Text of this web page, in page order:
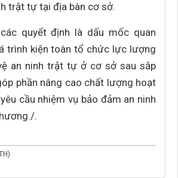
trật tự tại địa bàn cơ sở.
quyết định là dấu mốc quan
trình kiện toàn tổ chức lực lượng
an ninh trật tự ở cơ sở sau sắp
phần nâng cao chất lượng hoạt
cầu nhiệm vụ bảo đảm an ninh
.